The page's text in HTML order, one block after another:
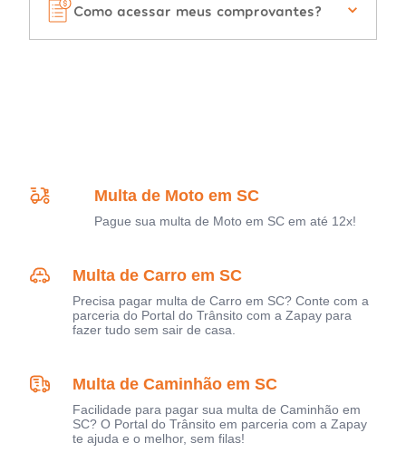
Como acessar meus comprovantes?
Multa de Moto em SC
Pague sua multa de Moto em SC em até 12x!
Multa de Carro em SC
Precisa pagar multa de Carro em SC? Conte com a
parceria do Portal do Trânsito com a Zapay para
fazer tudo sem sair de casa.
Multa de Caminhão em SC
Facilidade para pagar sua multa de Caminhão em
SC? O Portal do Trânsito em parceria com a Zapay
te ajuda e o melhor, sem filas!